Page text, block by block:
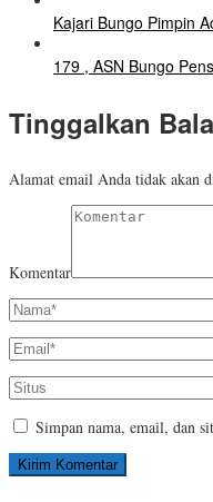
Kajari Bungo Pimpin
179 , ASN Bungo
Tinggalkan
Alamat email Anda tidak akan
Komentar
Simpan nama, email, dan